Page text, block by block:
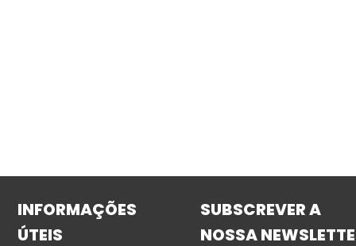
INFORMAÇÕES
ÚTEIS
SUBSCREVER A
NOSSA